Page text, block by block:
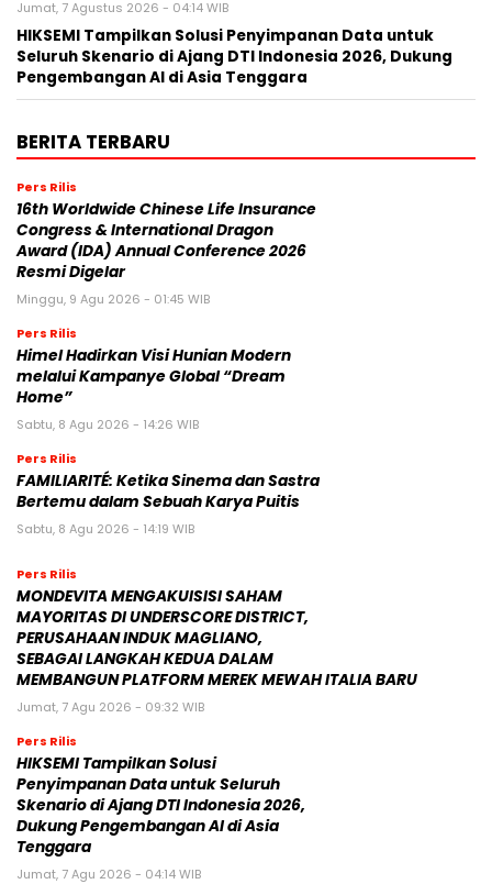
Jumat, 7 Agustus 2026 - 04:14 WIB
HIKSEMI Tampilkan Solusi Penyimpanan Data untuk
Seluruh Skenario di Ajang DTI Indonesia 2026, Dukung
Pengembangan AI di Asia Tenggara
BERITA TERBARU
Pers Rilis
16th Worldwide Chinese Life Insurance
Congress & International Dragon
Award (IDA) Annual Conference 2026
Resmi Digelar
Minggu, 9 Agu 2026 - 01:45 WIB
Pers Rilis
Himel Hadirkan Visi Hunian Modern
melalui Kampanye Global “Dream
Home”
Sabtu, 8 Agu 2026 - 14:26 WIB
Pers Rilis
FAMILIARITÉ: Ketika Sinema dan Sastra
Bertemu dalam Sebuah Karya Puitis
Sabtu, 8 Agu 2026 - 14:19 WIB
Pers Rilis
MONDEVITA MENGAKUISISI SAHAM
MAYORITAS DI UNDERSCORE DISTRICT,
PERUSAHAAN INDUK MAGLIANO,
SEBAGAI LANGKAH KEDUA DALAM
MEMBANGUN PLATFORM MEREK MEWAH ITALIA BARU
Jumat, 7 Agu 2026 - 09:32 WIB
Pers Rilis
HIKSEMI Tampilkan Solusi
Penyimpanan Data untuk Seluruh
Skenario di Ajang DTI Indonesia 2026,
Dukung Pengembangan AI di Asia
Tenggara
Jumat, 7 Agu 2026 - 04:14 WIB